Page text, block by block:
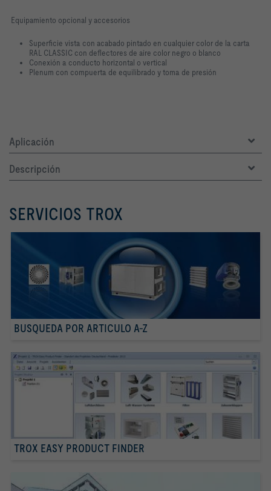
Equipamiento opcional y accesorios
Superficie vista con acabado pintado en cualquier color de la carta
RAL CLASSIC con deflectores de aire color negro o blanco
Conexión a conducto horizontal o vertical
Plenum con compuerta de equilibrado y toma de presión
Aplicación
Descripción
SERVICIOS TROX
BUSQUEDA POR ARTICULO A-Z
TROX EASY PRODUCT FINDER